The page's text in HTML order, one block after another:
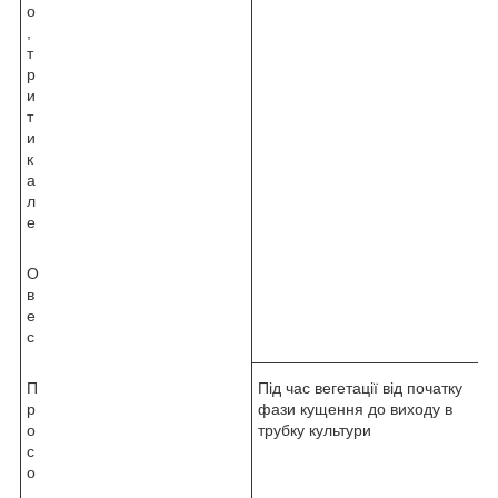
о
т
р
и
т
и
к
а
л
е
О
в
е
с
П
р
о
с
о
Під час вегетації від початку
фази кущення до виходу в
трубку культури